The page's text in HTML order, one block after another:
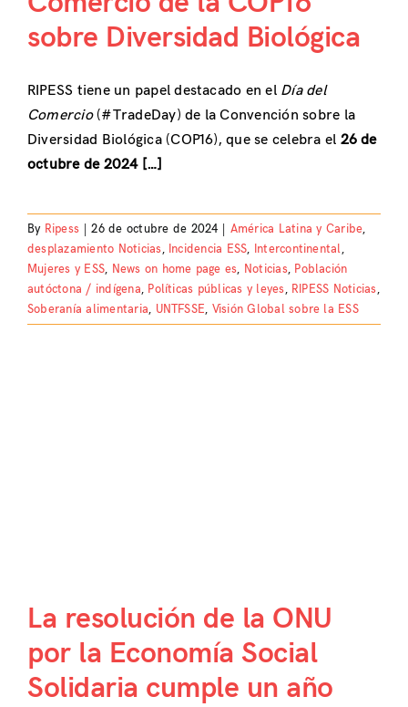
sobre Diversidad Biológica
RIPESS tiene un papel destacado en el Día del
Comercio(#TradeDay) de la Convención sobre la
Diversidad Biológica (COP16), que se celebra el 26 de
octubre de 2024 […]
By Ripess 26 de octubre de 2024 América Latina y Caribe,
desplazamiento Noticias, Incidencia ESS, Intercontinental,
Mujeres y ESS, News on home page es, Noticias, Población
autóctona / indígena, Políticas públicas y leyes, RIPESS Noticias,
Soberanía alimentaria, UNTFSSE, Visión Global sobre la ESS
La resolución de la ONU
por la Economía Social
Solidaria cumple un año